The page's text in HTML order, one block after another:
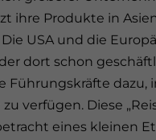
ihre Produkte in
USA und die
dort schon
Führungskräfte dazu,
verfügen. Diese
eines kleinen